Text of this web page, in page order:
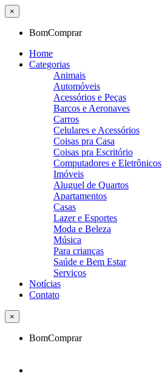
×
BomComprar
Home
Categorias
Animais
Automóveis
Acessórios e Peças
Barcos e Aeronaves
Carros
Celulares e Acessórios
Coisas pra Casa
Coisas pra Escritório
Computadores e Eletrônicos
Imóveis
Aluguel de Quartos
Apartamentos
Casas
Lazer e Esportes
Moda e Beleza
Música
Para crianças
Saúde e Bem Estar
Serviços
Notícias
Contato
×
BomComprar